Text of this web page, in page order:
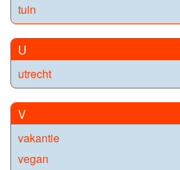
tuin
U
utrecht
V
vakantie
vegan